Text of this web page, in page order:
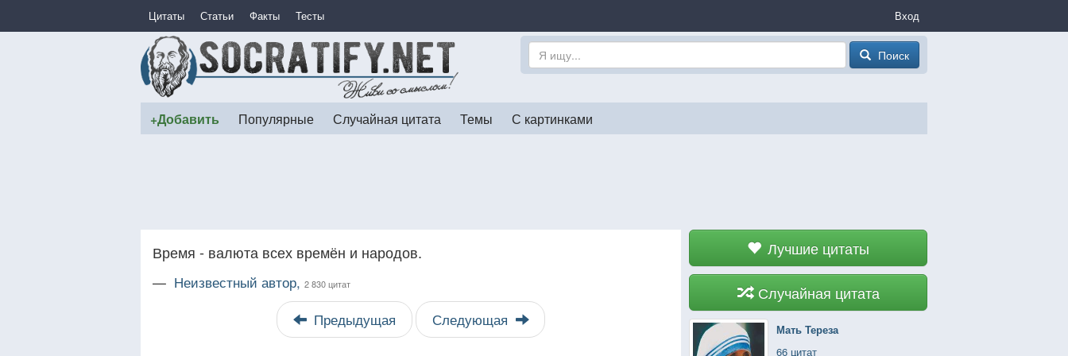
Цитаты Статьи Факты Тесты Вход
Поиск
+Добавить Популярные Случайная цитата Темы С картинками
Лучшие цитаты
Случайная цитата
Мать Тереза
66 цитат
Время - валюта всех времён и народов.
— Неизвестный автор, 2 830 цитат
Предыдущая Следующая